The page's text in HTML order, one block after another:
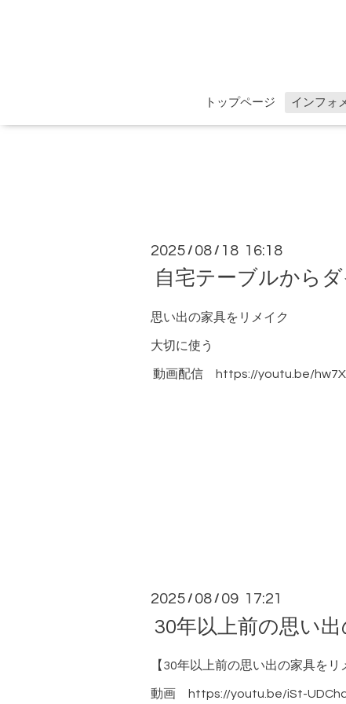
トップページ インフォ
2025 / 08 / 18 16:18
自宅テーブルから
思い出の家具をリメイク
大切に使う
動画配信 https://youtu.be/
2025 / 08 / 09 17:21
30年以上前の思い
【30年以上前の思い出の家具をリ
動画 https://youtu.be/iSt-